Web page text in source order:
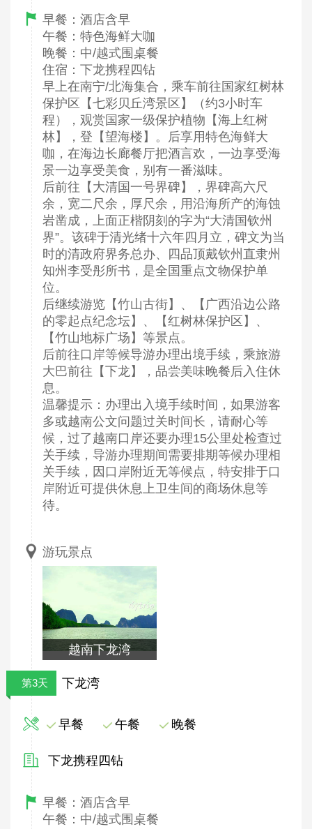
早餐：酒店含早
午餐：特色海鲜大咖
晚餐：中/越式围桌餐
住宿：下龙携程四钻
早上在南宁/北海集合，乘车前往国家红树林
保护区【七彩贝丘湾景区】（约3小时车
程），观赏国家一级保护植物【海上红树
林】，登【望海楼】。后享用特色海鲜大
咖，在海边长廊餐厅把酒言欢，一边享受海
景一边享受美食，别有一番滋味。
后前往【大清国一号界碑】，界碑高六尺
余，宽二尺余，厚尺余，用沿海所产的海蚀
岩凿成，上面正楷阴刻的字为“大清国钦州
界”。该碑于清光绪十六年四月立，碑文为当
时的清政府界务总办、四品顶戴钦州直隶州
知州李受彤所书，是全国重点文物保护单
位。
后继续游览【竹山古街】、【广西沿边公路
的零起点纪念坛】、【红树林保护区】、
【竹山地标广场】等景点。
后前往口岸等候导游办理出境手续，乘旅游
大巴前往【下龙】，品尝美味晚餐后入住休
息。
温馨提示：办理出入境手续时间，如果游客
多或越南公文问题过关时间长，请耐心等
候，过了越南口岸还要办理15公里处检查过
关手续，导游办理期间需要排期等候办理相
关手续，因口岸附近无等候点，特安排于口
岸附近可提供休息上卫生间的商场休息等
待。
游玩景点
越南下龙湾
第3天 下龙湾
早餐 午餐 晚餐
下龙携程四钻
早餐：酒店含早
午餐：中/越式围桌餐